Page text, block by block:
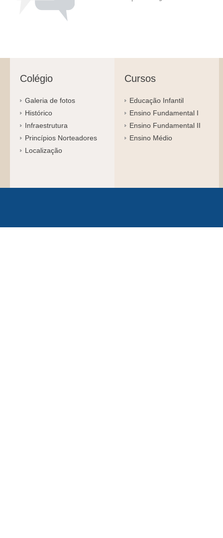
Colégio
Galeria de fotos
Histórico
Infraestrutura
Princípios Norteadores
Localização
Cursos
Educação Infantil
Ensino Fundamental I
Ensino Fundamental II
Ensino Médio